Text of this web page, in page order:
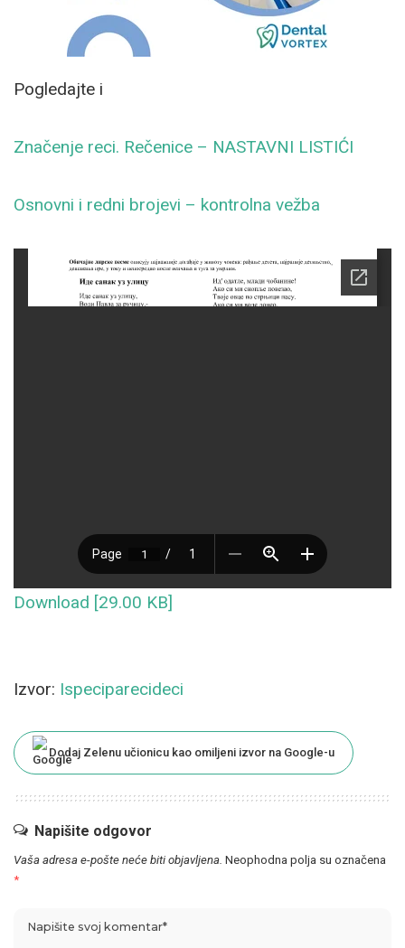
Pogledajte i
Značenje reci. Rečenice – NASTAVNI LISTIĆI
Osnovni i redni brojevi – kontrolna vežba
Download [29.00 KB]
Izvor: Ispeciparecideci
Dodaj Zelenu učionicu kao omiljeni izvor na Google-u
Napišite odgovor
Vaša adresa e-pošte neće biti objavljena. Neophodna polja su označena
*